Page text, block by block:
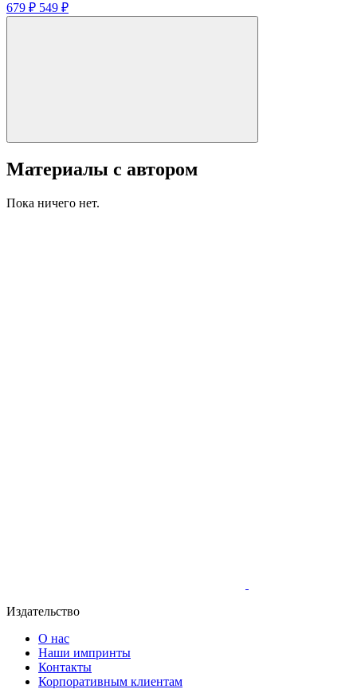
679 ₽ 549 ₽
Материалы с автором
Пока ничего нет.
Издательство
О нас
Наши импринты
Контакты
Корпоративным клиентам